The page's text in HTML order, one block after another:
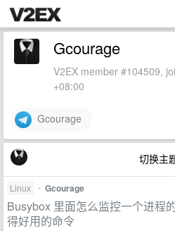
Gcourage
V2EX member #104509,
+08:00
Gcourage
切换主
Linux • Gcourage
Busybox 里面怎么监控一个进程
得好用的命令